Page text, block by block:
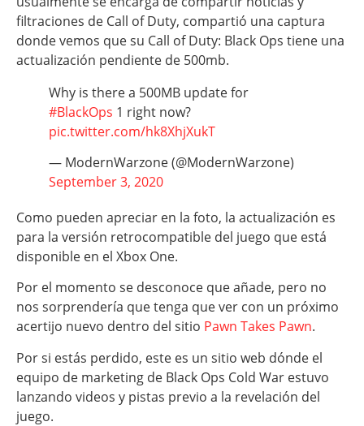
filtraciones de Call of Duty, compartió una captura
donde vemos que su Call of Duty: Black Ops tiene una
actualización pendiente de 500mb.
Why is there a 500MB update for
#BlackOps 1 right now?
pic.twitter.com/hk8XhjXukT
— ModernWarzone (@ModernWarzone)
September 3, 2020
Como pueden apreciar en la foto, la actualización es
para la versión retrocompatible del juego que está
disponible en el Xbox One.
Por el momento se desconoce que añade, pero no
nos sorprendería que tenga que ver con un próximo
acertijo nuevo dentro del sitio Pawn Takes Pawn.
Por si estás perdido, este es un sitio web dónde el
equipo de marketing de Black Ops Cold War estuvo
lanzando videos y pistas previo a la revelación del
juego.